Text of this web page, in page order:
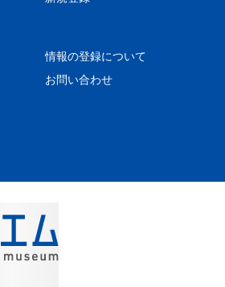
情報の登録について
お問い合わせ